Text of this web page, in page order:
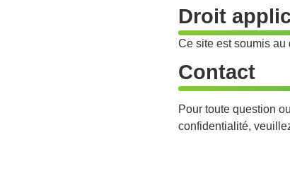
Droit
Ce site est soumis au
Contact
Pour toute question
confidentialité,